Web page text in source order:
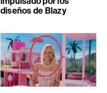
diseños de Blazy